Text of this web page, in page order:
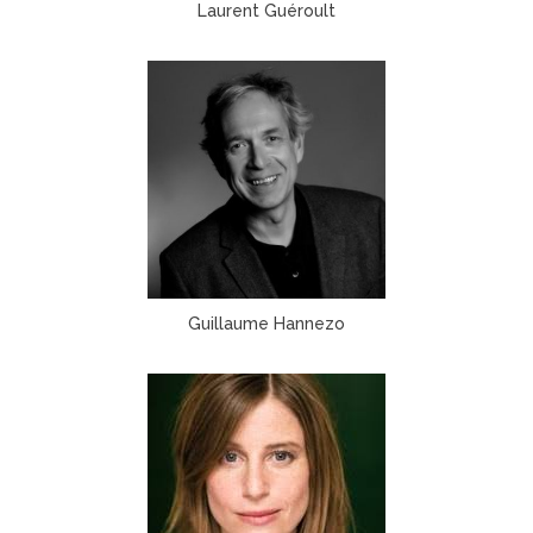
Laurent Guéroult
Guillaume Hannezo